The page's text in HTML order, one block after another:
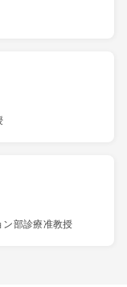
ン部診療准教授